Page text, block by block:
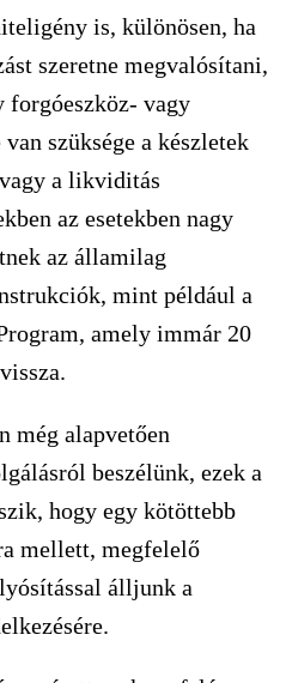
is, különösen, ha
szeretne megvalósítani,
forgóeszköz- vagy
szüksége a készletek
a likviditás
az esetekben nagy
az államilag
mint például a
amely immár 20
még alapvetően
beszélünk, ezek a
hogy egy kötöttebb
mellett, megfelelő
álljunk a